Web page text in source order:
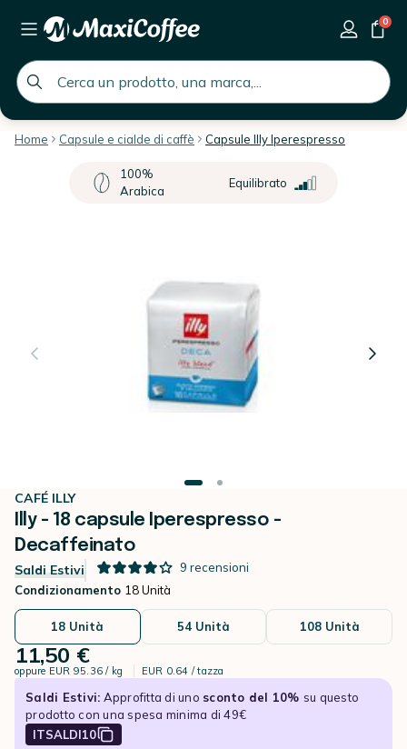
global.search.placeholder
0
Home Capsule e cialde di caffè Capsule Illy Iperespresso
100%
Arabica
Equilibrato
CAFÉ ILLY
Illy - 18 capsule Iperespresso -
Decaffeinato
Saldi Estivi 9 recensioni
Condizionamento 18 Unità
18 Unità 54 Unità 108 Unità
11,50 €
oppure EUR 95.36 / kg EUR 0.64 / tazza
Saldi Estivi: Approfitta di uno sconto del 10% su questo
prodotto con una spesa minima di 49€
ITSALDI10